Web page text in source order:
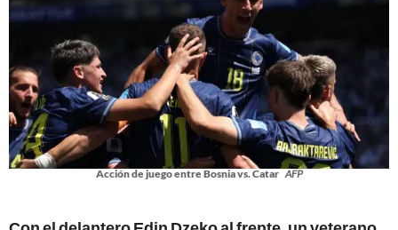
Acción de juego entre Bosnia vs. Catar AFP